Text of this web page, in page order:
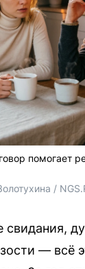
помогает
/
свидания,
— всё